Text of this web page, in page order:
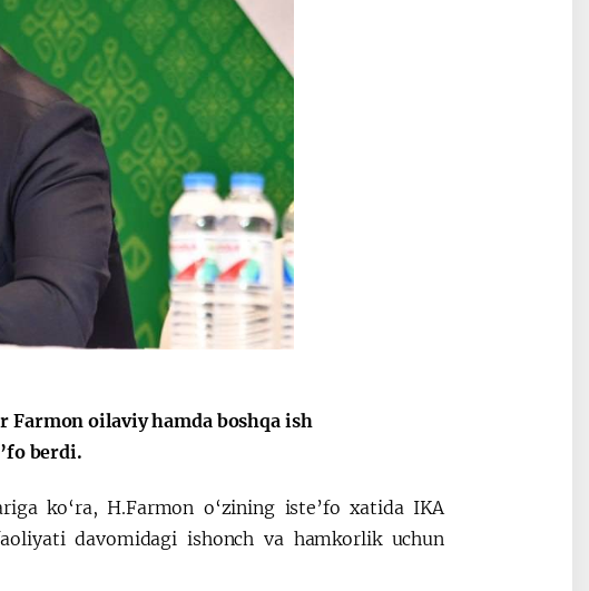
va
hamkorligi
Oʻzbekiston va
Farmon oilaviy hamda boshqa ish
berdi.
ko‘ra, H.Farmon o‘zining iste’fo xatida IKA
davomidagi ishonch va hamkorlik uchun